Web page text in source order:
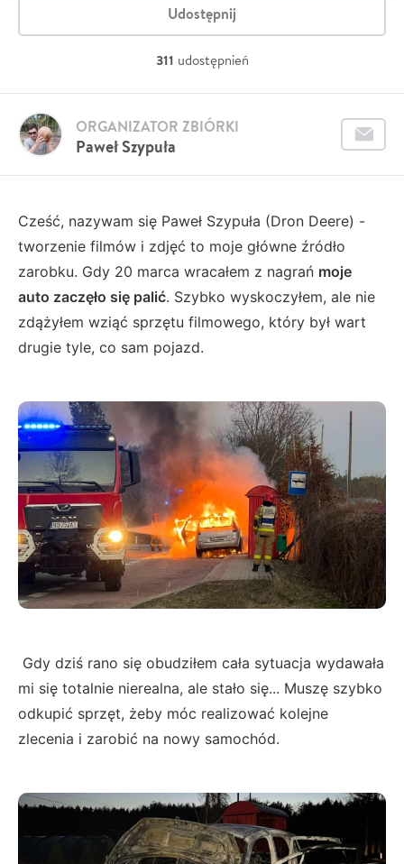
Udostępnij
311 udostępnień
Paweł Szypuła
ORGANIZATOR ZBIÓRKI
Cześć, nazywam się Paweł Szypuła (Dron Deere) -
tworzenie filmów i zdjęć to moje główne źródło
zarobku. Gdy 20 marca wracałem z nagrań moje
auto zaczęło się palić. Szybko wyskoczyłem, ale nie
zdążyłem wziąć sprzętu filmowego, który był wart
drugie tyle, co sam pojazd.
Gdy dziś rano się obudziłem cała sytuacja wydawała
mi się totalnie nierealna, ale stało się... Muszę szybko
odkupić sprzęt, żeby móc realizować kolejne
zlecenia i zarobić na nowy samochód.